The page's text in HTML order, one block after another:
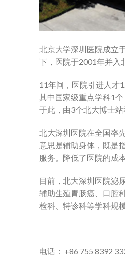
北京大学深圳医院成立
下，医院于2001年并入
11年间，医院引进人才
其中国家级重点学科1
于此，由3个北大博士站
北大深圳医院在全国率
意思是辅助身体，既是
服务。降低了医院的成本
目前，北大深圳医院泌
辅助生殖胃肠癌、口腔
检科、特诊科等学科规
电话： +86 755 8392